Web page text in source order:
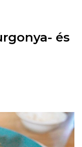
és